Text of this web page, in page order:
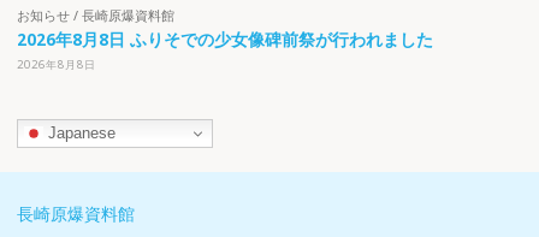
お知らせ/ 長崎原爆資料館
2026年8月8日 ふりそでの少女像碑前祭が行われました
2026年8月8日
Japanese
長崎原爆資料館